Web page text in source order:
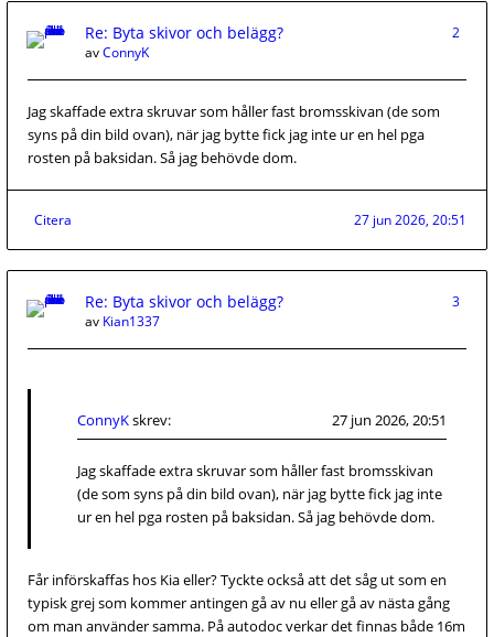
Re: Byta skivor och belägg?
2
avConnyK
Jag skaffade extra skruvar som håller fast bromsskivan (de som
syns på din bild ovan), när jag bytte fick jag inte ur en hel pga
rosten på baksidan. Så jag behövde dom.
Citera 27 jun 2026, 20:51
Re: Byta skivor och belägg?
3
av Kian1337
ConnyKskrev: 27 jun 2026, 20:51
Jag skaffade extra skruvar som håller fast bromsskivan
(de som syns på din bild ovan), när jag bytte fick jag inte
ur en hel pga rosten på baksidan. Så jag behövde dom.
Får införskaffas hos Kia eller? Tyckte också att det såg ut som en
typisk grej som kommer antingen gå av nu eller gå av nästa gång
om man använder samma. På autodoc verkar det finnas både 16m